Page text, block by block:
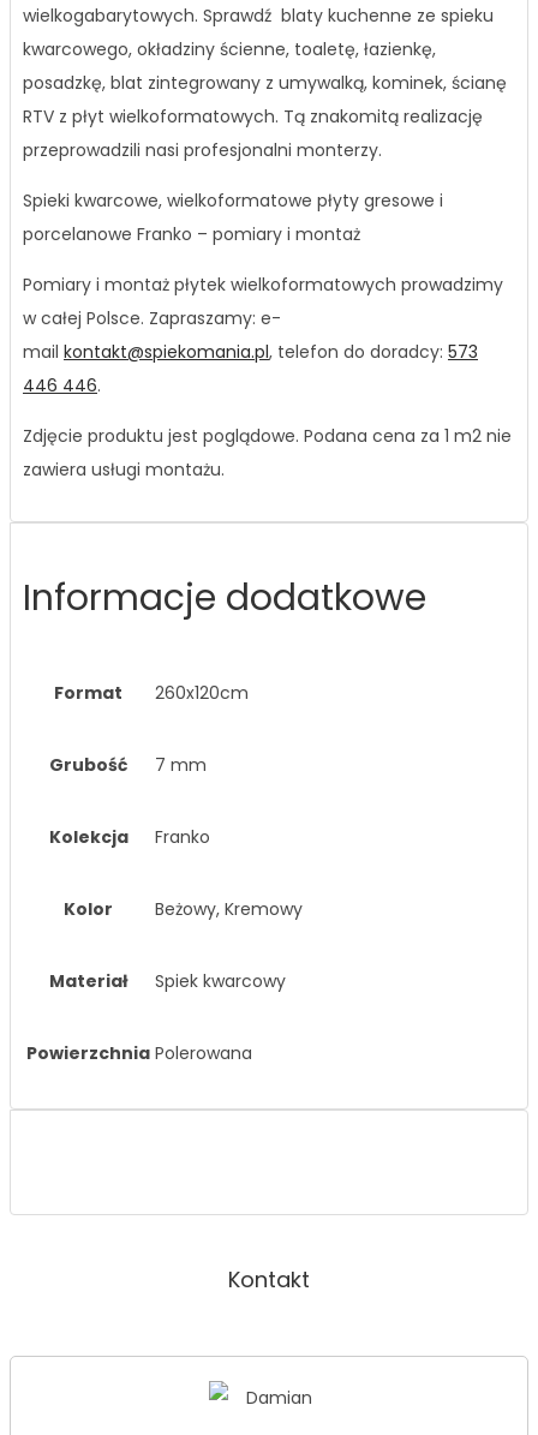
wielkogabarytowych. Sprawdź blaty kuchenne ze spieku
kwarcowego, okładziny ścienne, toaletę, łazienkę,
posadzkę, blat zintegrowany z umywalką, kominek, ścianę
RTV z płyt wielkoformatowych. Tą znakomitą realizację
przeprowadzili nasi profesjonalni monterzy.
Spieki kwarcowe, wielkoformatowe płyty gresowe i
porcelanowe Franko – pomiary i montaż
Pomiary i montaż płytek wielkoformatowych prowadzimy
w całej Polsce. Zapraszamy: e-
mail kontakt@spiekomania.pl, telefon do doradcy: 573
446 446.
Zdjęcie produktu jest poglądowe. Podana cena za 1 m2 nie
zawiera usługi montażu.
Informacje dodatkowe
Format 260x120cm
Grubość 7 mm
Kolekcja Franko
Kolor Beżowy, Kremowy
Materiał Spiek kwarcowy
Powierzchnia Polerowana
Kontakt